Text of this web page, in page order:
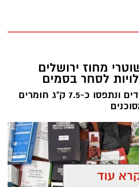
מחוז ירושלים
לסחר בסמים
נעצרו שלושה חשודים ונתפסו כ-7.5 ק"ג חומרים
עוד